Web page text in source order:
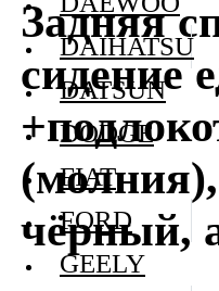
Задняя
сидение
чёрный,
DAIHATSU
DATSUN
DODGE
FIAT
FORD
GEELY